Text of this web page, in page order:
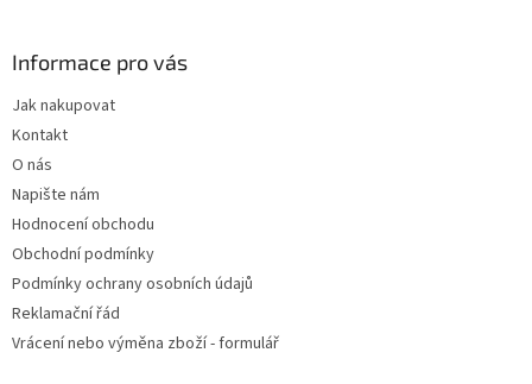
Informace pro vás
Jak nakupovat
Kontakt
O nás
Napište nám
Hodnocení obchodu
Obchodní podmínky
Podmínky ochrany osobních údajů
Reklamační řád
Vrácení nebo výměna zboží - formulář